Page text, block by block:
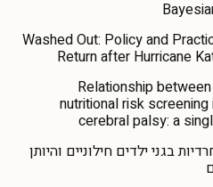
Washed Out: Policy and
Return after Hurricane
Relationship
nutritional risk
cerebral palsy: a
בגני ילדים חילוניים והיותן